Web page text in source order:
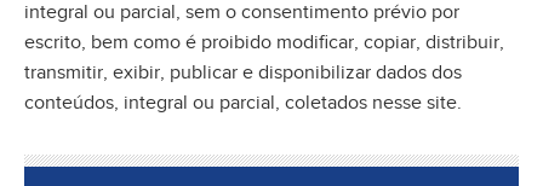
integral ou parcial, sem o consentimento prévio por
escrito, bem como é proibido modificar, copiar, distribuir,
transmitir, exibir, publicar e disponibilizar dados dos
conteúdos, integral ou parcial, coletados nesse site.